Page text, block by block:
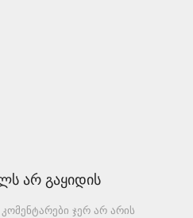
Არ Გაყიდის
კომენტარები ჯერ არ არის